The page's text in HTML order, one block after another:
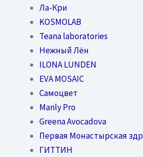
Ла-Кри
KOSMOLAB
Teana laboratories
Нежный Лён
ILONA LUNDEN
EVA MOSAIC
Самоцвет
Manly Pro
Greena Avocadova
Первая Монастырская
ГИТТИН